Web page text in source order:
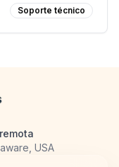
Soporte técnico
USA